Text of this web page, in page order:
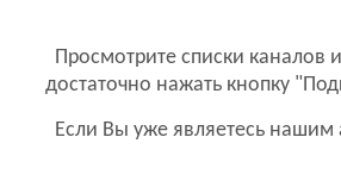
Просмотрите списки каналов
достаточно нажать кнопку
Если Вы уже являетесь